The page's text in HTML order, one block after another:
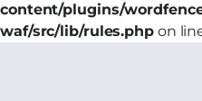
content/plugins/
waf/src/lib/rules.phpon